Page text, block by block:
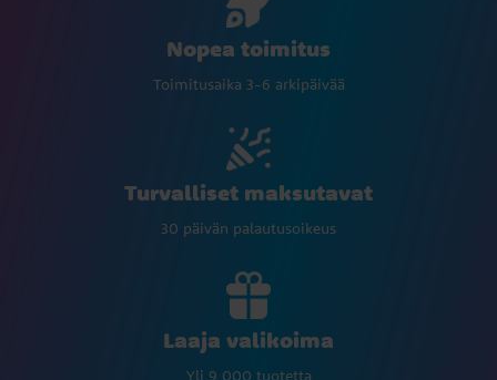
Nopea toimitus
Toimitusaika 3-6 arkipäivää
Turvalliset maksutavat
30 päivän palautusoikeus
Laaja valikoima
Yli 9 000 tuotetta